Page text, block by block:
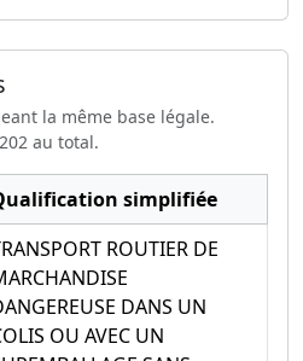
la même base légale.
au total.
simplifiée
ROUTIER DE
DANS UN
OU AVEC UN